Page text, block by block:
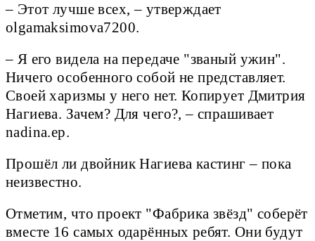
– Этот лучше всех, – утверждает
olgamaksimova7200.
– Я его видела на передаче "званый ужин".
Ничего особенного собой не представляет.
Своей харизмы у него нет. Копирует Дмитрия
Нагиева. Зачем? Для чего?, – спрашивает
nadina.ep.
Прошёл ли двойник Нагиева кастинг – пока
неизвестно.
Отметим, что проект "Фабрика звёзд" соберёт
вместе 16 самых одарённых ребят. Они будут